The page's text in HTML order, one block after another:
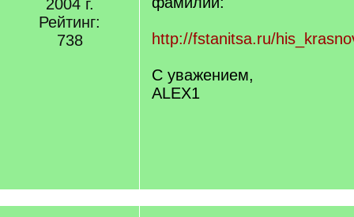
2004 г.
Рейтинг:
738
http://fstanitsa.ru/
С уважением,
ALEX1